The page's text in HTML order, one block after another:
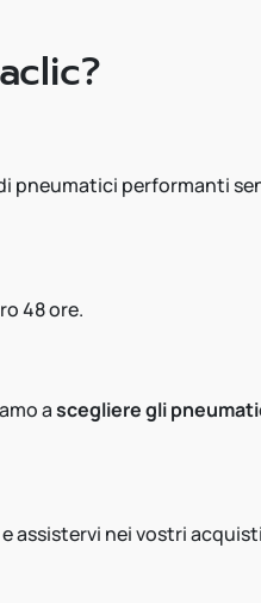
pneumatici performanti
48 ore.
ascegliere gli
assistervi nei vostri